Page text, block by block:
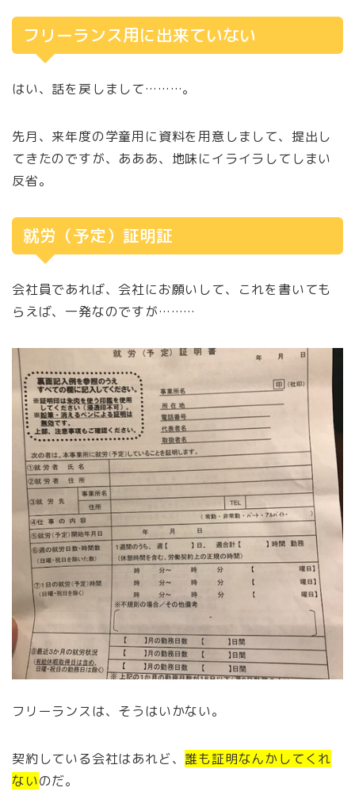
フリーランス用に出来ていない
はい、話を戻しまして………。
先月、来年度の学童用に資料を用意しまして、提出し
てきたのですが、あああ、地味にイライラしてしまい
反省。
就労（予定）証明証
会社員であれば、会社にお願いして、これを書いても
らえば、一発なのですが………
フリーランスは、そうはいかない。
契約している会社はあれど、 誰も証明なんかしてくれ
ないのだ。